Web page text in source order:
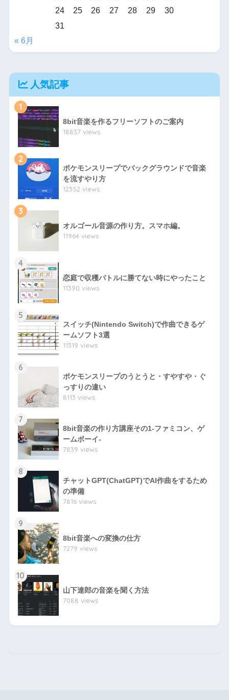
24
25 26 27 28 29
30
31
« 6月
人気記事
1
8bit音楽を作るフリーソフトのご案内
18837 views
2
ポケモンスリープでバックグラウンドで音楽
を流すやり方
12352 views
3
オルゴール音源の作り方。スマホ編。
11964 views
4
恋庭で収穫バトルに勝てない時にやったこと
11390 views
5
スイッチ(Nintendo Switch)で作曲できるゲ
ームソフト3選
11319 views
6
ポケモンスリープのうとうと・すやすや・ぐ
っすりの違い
8113 views
7
8bit音楽の作り方講座その1-ファミコン、ゲ
ームボーイ-
7839 views
8
チャットGPT(ChatGPT)でAI作曲をするため
の準備
7816 views
9
8bit音楽への変換の仕方
7279 views
10
山下達郎の音楽を聞く方法
7088 views